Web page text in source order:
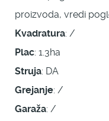
proizvoda, vredi
Kvadratura: /
Plac: 1.3ha
Struja: DA
Grejanje: /
Garaža: /